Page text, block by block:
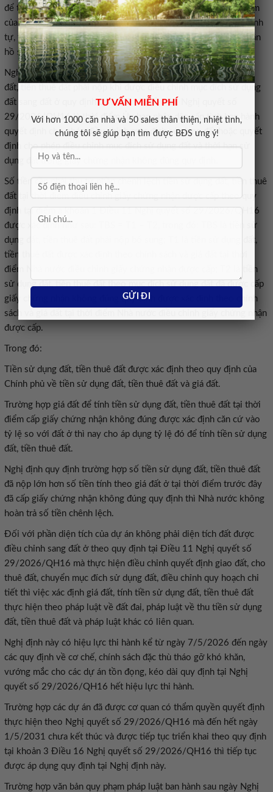
TƯ VẤN MIỄN PHÍ
Với hơn 1000 căn nhà và 50 sales thân thiện, nhiệt tình,
chúng tôi sẽ giúp bạn tìm được BĐS ưng ý!
để thực hiện các quy định trên; trong đó quy định rõ trách nhiệm
của cơ quan, người có thẩm quyền trong các bước thực hiện trình
tự, thủ tục, thời gian tối đa thực hiện trình tự, thủ tục, thành phần
hồ sơ phải nộp.
Nghị định quy định thời điểm xác định giá đất, tính tiền sử dụng
đất, tiền thuê đất phải nộp khi được điều chỉnh mục đích sử dụng
đất sang đất ở quy định tại khoản 1 Điều 11 Nghị quyết số
29/2026/QH16 là thời điểm Ủy ban nhân dân cấp tỉnh ban hành
quyết định cho phép điều chỉnh mục đích sử dụng đất hoặc quyết
định cho phép điều chỉnh mục đích sử dụng đất và thời hạn sử
dụng đất trong giấy chứng nhận không đúng quy định.
Số tiền cần phải thu từ phần chênh lệch tiền sử dụng đất, tiền thuê
đất tại thời điểm điều chỉnh giấy chứng nhận được cấp theo quy
định tại điểm a khoản 1 Điều 11 Nghị quyết số 29/2026/QH16
được xác định như sau: TBS = T1 – T2, trong đó: TBS là tiền sử
dụng đất, tiền thuê đất phải nộp bổ sung; T1 là tiền sử dụng đất,
tiền thuê đất được xác định theo chính sách và giá đất tại thời
điểm Nhà nước điều chỉnh giấy chứng nhận được cấp; T2 là tiền
sử dụng đất, tiền thuê đất theo mục đích sử dụng đất đã được cấp
giấy chứng nhận không đúng quy định được xác định theo chính
sách và giá đất tại thời điểm Nhà nước điều chỉnh giấy chứng nhận
được cấp.
Trong đó:
Tiền sử dụng đất, tiền thuê đất được xác định theo quy định của
Chính phủ về tiền sử dụng đất, tiền thuê đất và giá đất.
Trường hợp giá đất để tính tiền sử dụng đất, tiền thuê đất tại thời
điểm cấp giấy chứng nhận không đúng được xác định căn cứ vào
tỷ lệ so với đất ở thì nay cho áp dụng tỷ lệ đó để tính tiền sử dụng
đất, tiền thuê đất.
Nghị định quy định trường hợp số tiền sử dụng đất, tiền thuê đất
đã nộp lớn hơn số tiền tính theo giá đất ở tại thời điểm trước đây
đã cấp giấy chứng nhận không đúng quy định thì Nhà nước không
hoàn trả số tiền chênh lệch.
Đối với phần diện tích của dự án không phải diện tích đất được
điều chỉnh sang đất ở theo quy định tại Điều 11 Nghị quyết số
29/2026/QH16 mà thực hiện điều chỉnh quyết định giao đất, cho
thuê đất, chuyển mục đích sử dụng đất, điều chỉnh quy hoạch chi
tiết thì việc xác định giá đất, tính tiền sử dụng đất, tiền thuê đất
thực hiện theo pháp luật về đất đai, pháp luật về thu tiền sử dụng
đất, tiền thuê đất và pháp luật khác có liên quan.
Nghị định này có hiệu lực thi hành kể từ ngày 7/5/2026 đến ngày
các quy định về cơ chế, chính sách đặc thù tháo gỡ khó khăn,
vướng mắc cho các dự án tồn đọng, kéo dài quy định tại Nghị
quyết số 29/2026/QH16 hết hiệu lực thi hành.
Trường hợp các dự án đã được cơ quan có thẩm quyền quyết định
thực hiện theo Nghị quyết số 29/2026/QH16 mà đến hết ngày
1/5/2031 chưa kết thúc và được tiếp tục triển khai theo quy định
tại khoản 3 Điều 16 Nghị quyết số 29/2026/QH16 thì tiếp tục
được áp dụng quy định tại Nghị định này.
Trường hợp văn bản quy phạm pháp luật ban hành sau ngày Nghị